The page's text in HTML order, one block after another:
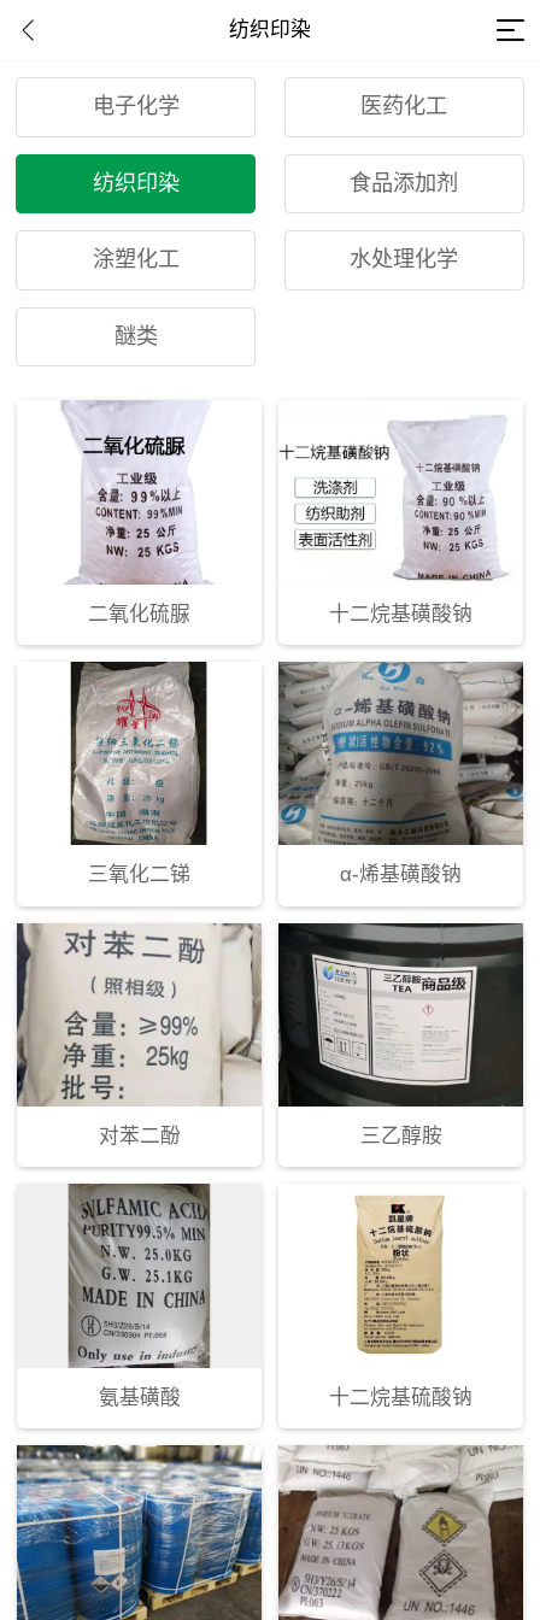
纺织印染
电子化学 医药化工
纺织印染 食品添加剂
涂塑化工 水处理化学
醚类
二氧化硫脲 十二烷基磺酸钠
三氧化二锑 α-烯基磺酸钠
对苯二酚 三乙醇胺
氨基磺酸 十二烷基硫酸钠